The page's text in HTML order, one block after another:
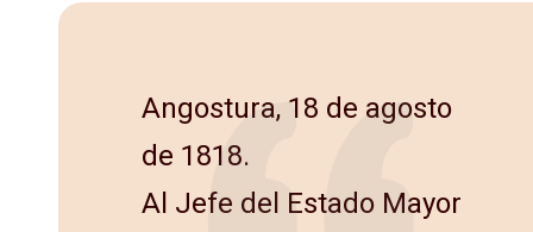
Angostura, 18 de agosto
de 1818.
Al Jefe del Estado Mayor